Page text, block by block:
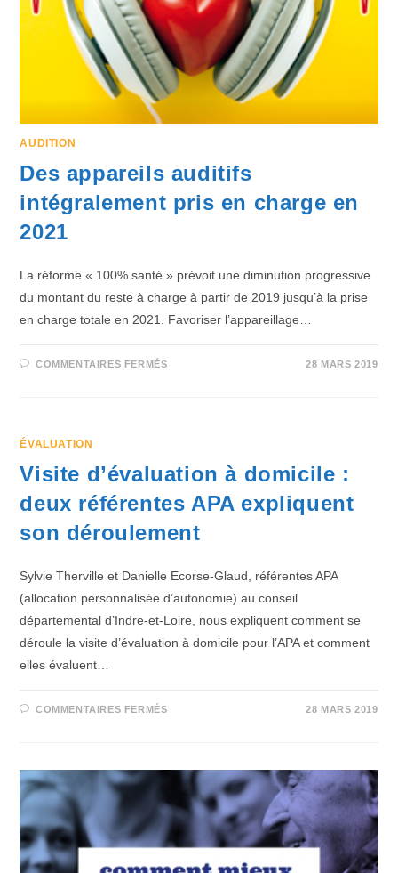
AUDITION
Des appareils auditifs
intégralement pris en charge en
2021
La réforme « 100% santé » prévoit une diminution progressive
du montant du reste à charge à partir de 2019 jusqu’à la prise
en charge totale en 2021. Favoriser l’appareillage…
COMMENTAIRES FERMÉS 28 MARS 2019
ÉVALUATION
Visite d’évaluation à domicile :
deux référentes APA expliquent
son déroulement
Sylvie Therville et Danielle Ecorse-Glaud, référentes APA
(allocation personnalisée d’autonomie) au conseil
départemental d’Indre-et-Loire, nous expliquent comment se
déroule la visite d’évaluation à domicile pour l’APA et comment
elles évaluent…
COMMENTAIRES FERMÉS 28 MARS 2019